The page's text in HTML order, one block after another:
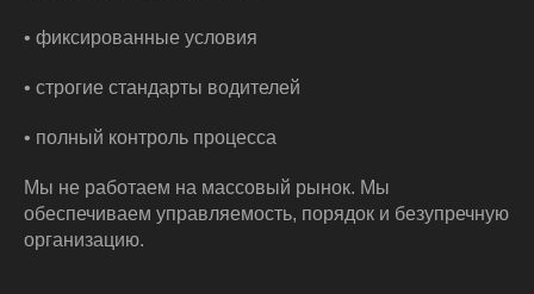
• фиксированные условия
• строгие стандарты водителей
• полный контроль процесса
Мы не работаем на массовый рынок. Мы
обеспечиваем управляемость, порядок и безупречную
организацию.